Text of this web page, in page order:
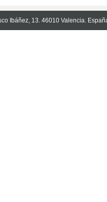
Ibáñez, 13. 46010 Valencia.